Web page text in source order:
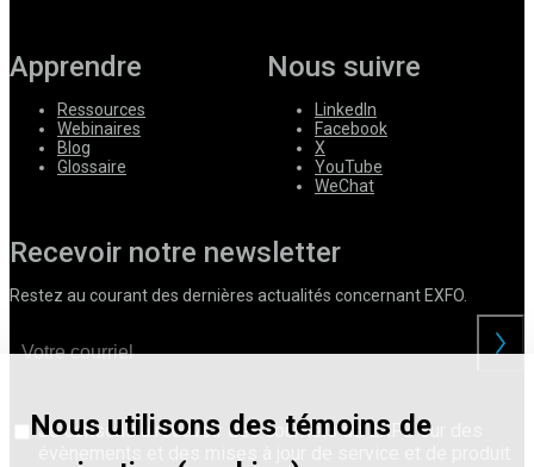
Nous utilisons des témoins de
Apprendre
Ressources
Webinaires
Blog
Glossaire
Nous suivre
LinkedIn
Facebook
X
YouTube
WeChat
Recevoir notre newsletter
Restez au courant des dernières actualités concernant EXFO.
Je consens à recevoir des courriels de EXFO sur des